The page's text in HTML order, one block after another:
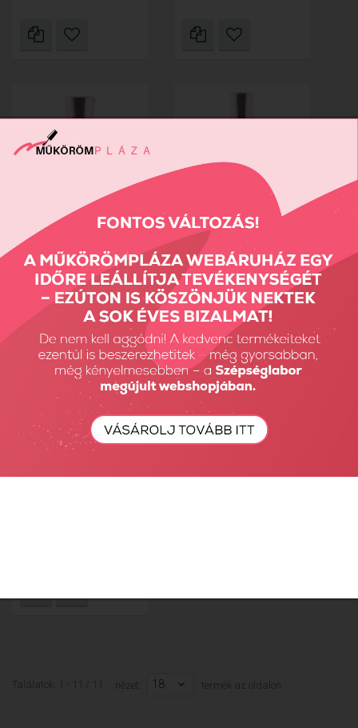
MN Cuticle Oil -
Holiday...
570 Ft
MN Cuticle Oil - Diva 10
1080 Ft
Találatok: 1 - 11 / 11 nézet: 18 termék az oldalon